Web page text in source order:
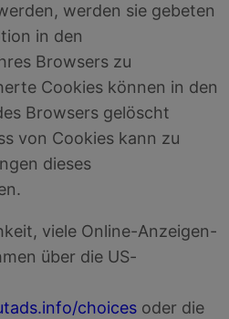
werden sie gebeten
in den
Browsers zu
Cookies können in den
Browsers gelöscht
von Cookies kann zu
dieses
viele Online-Anzeigen-
über die US-
choices oder die